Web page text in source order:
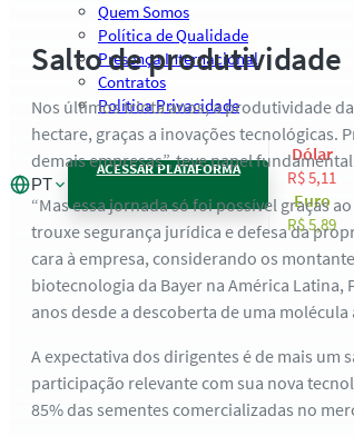
Quem Somos
Política de Qualidade
Presença Internacional
Contratos
Política Privacidade
PT
ACESSAR PLATAFORMA
Dólar
R$ 5,11
Euro
R$ 5,89
Salto de produtividade
Nos últimos trinta anos, a produtividade
hectare, graças a inovações tecnológicas.
demais empresas”, teve papel
“Mas essa jornada só foi possível graças
trouxe segurança jurídica e defesa da
cara à empresa, considerando os
biotecnologia da Bayer na América Latina,
anos desde a descoberta de uma
A expectativa dos dirigentes é de mais um
participação relevante com sua nova
85% das sementes comercializadas no